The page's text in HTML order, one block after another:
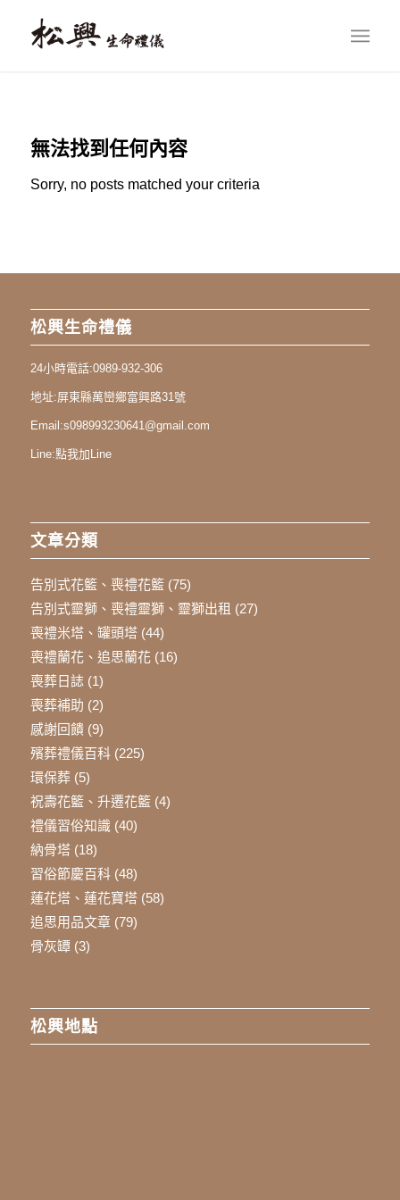
無法找到任何內容
Sorry, no posts matched your criteria
松興生命禮儀
24小時電話:0989-932-306
地址:屏東縣萬巒鄉富興路31號
Email:s098993230641@gmail.com
Line:點我加Line
文章分類
告別式花籃、喪禮花籃(75)
告別式靈獅、喪禮靈獅、靈獅出租 (27)
喪禮米塔、罐頭塔(44)
喪禮蘭花、追思蘭花(16)
喪葬日誌(1)
喪葬補助 (2)
感謝回饋(9)
殯葬禮儀百科(225)
環保葬(5)
祝壽花籃、升遷花籃(4)
禮儀習俗知識(40)
納骨塔(18)
習俗節慶百科(48)
蓮花塔、蓮花寶塔(58)
追思用品文章(79)
骨灰罈(3)
松興地點